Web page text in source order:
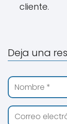
cliente.
Deja una